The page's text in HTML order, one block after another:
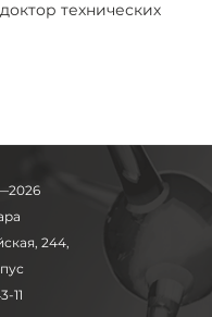
технических
244,
11